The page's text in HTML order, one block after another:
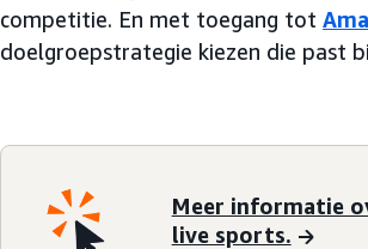
competitie. En met toegang tot
doelgroepstrategie kiezen die past
Meer informatie
live sports.